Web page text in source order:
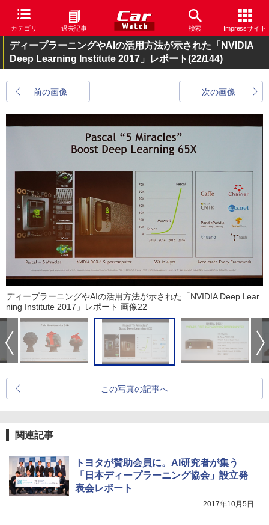
カテゴリ 過去記事 検索 Impressサイト
ディープラーニングやAIの活用方法が示された「NVIDIA
Deep Learning Institute 2017」レポート(22/144)
前の画像 次の画像
ディープラーニングやAIの活用方法が示された「NVIDIA Deep Lear
ning Institute 2017」レポート 画像22
この写真の記事へ
関連記事
トヨタが賛助会員に。AI研究者が集う
「日本ディープラーニング協会」設立発
表会レポート
2017年10月5日